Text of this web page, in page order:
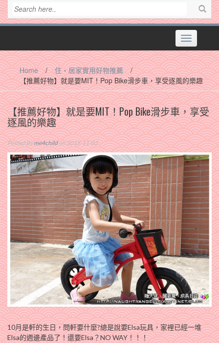
Toggle
navigation
Home / 住‧居家實用好物推薦
/
【推薦好物】就是要MIT！Pop Bike滑步車，享受逐風的樂趣
【推薦好物】就是要MIT！Pop Bike滑步車，享受
逐風的樂趣
Posted Byme4childon 2015-11-03
10月是軒的生日，問軒要什麼?總是說要Elsa玩具，家裡已經一堆
Elsa的週邊產品了！還要Elsa？NO WAY！！！